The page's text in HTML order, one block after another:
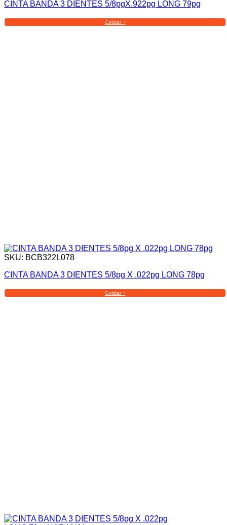
CINTA BANDA 3 DIENTES 5/8pgX.922pg LONG 79pg
Cotizar +
SKU: BCB322L078
CINTA BANDA 3 DIENTES 5/8pg X .022pg LONG 78pg
Cotizar +